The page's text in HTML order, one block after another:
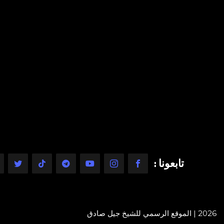
تابعونا :
2026 | الموقع الرسمي للشيخ جيل صادق